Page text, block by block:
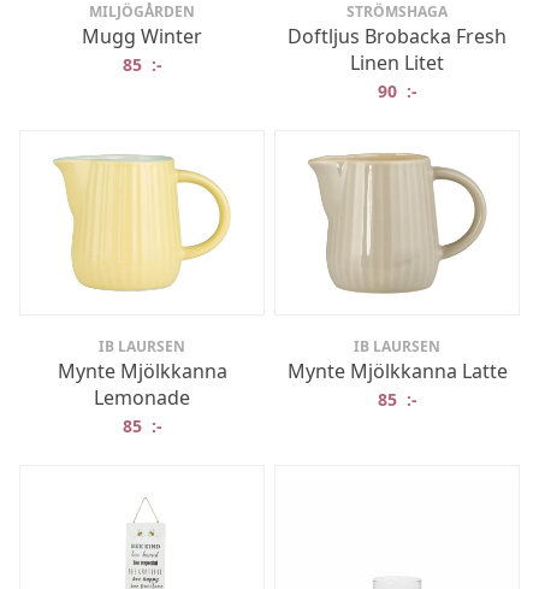
MILJÖGÅRDEN
Mugg Winter
85 :-
STRÖMSHAGA
Doftljus Brobacka Fresh
Linen Litet
90 :-
IB LAURSEN
Mynte Mjölkkanna
Lemonade
85 :-
IB LAURSEN
Mynte Mjölkkanna Latte
85 :-